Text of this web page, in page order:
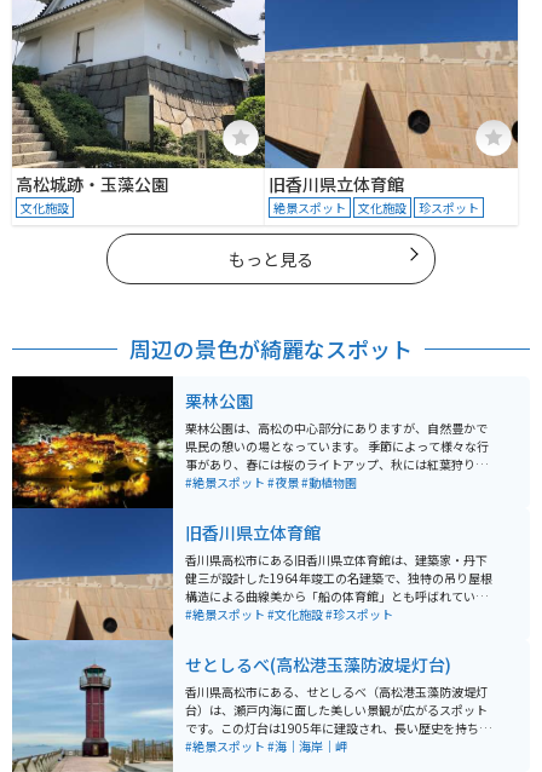
高松城跡・玉藻公園
文化施設
旧香川県立体育館
絶景スポット 文化施設 珍スポット
もっと見る
周辺の景色が綺麗なスポット
栗林公園
栗林公園は、高松の中心部分にありますが、自然豊かで
県民の憩いの場となっています。 季節によって様々な行
事があり、春には桜のライトアップ、秋には紅葉狩りな
どができ、季節の移り変わりを楽しむことができます。
#絶景スポット #夜景#動植物園
旧香川県立体育館
香川県高松市にある旧香川県立体育館は、建築家・丹下
健三が設計した1964年竣工の名建築で、独特の吊り屋根
構造による曲線美から「船の体育館」とも呼ばれていま
す。戦後日本のモダニズム建築を代表する作品のひとつ
ますが、外観は見ることができ、建築ファンや写真好き
に人気のスポットです。 周辺は港に近く開放的な雰囲気
があり、散策しながら立ち寄るのにも最適。バイクでの
アクセスもしやすく、海沿いの道と組み合わせたツーリ
ングコースにもおすすめです。瀬戸内らしい穏やかな景
#絶景スポット #文化施設#珍スポット
せとしるべ(高松港玉藻防波堤灯台)
香川県高松市にある、せとしるべ（高松港玉藻防波堤灯
台）は、瀬戸内海に面した美しい景観が広がるスポット
です。この灯台は1905年に建設され、長い歴史を持ち、
今では観光名所としても人気があります。周囲には公園
#絶景スポット #海｜海岸｜岬